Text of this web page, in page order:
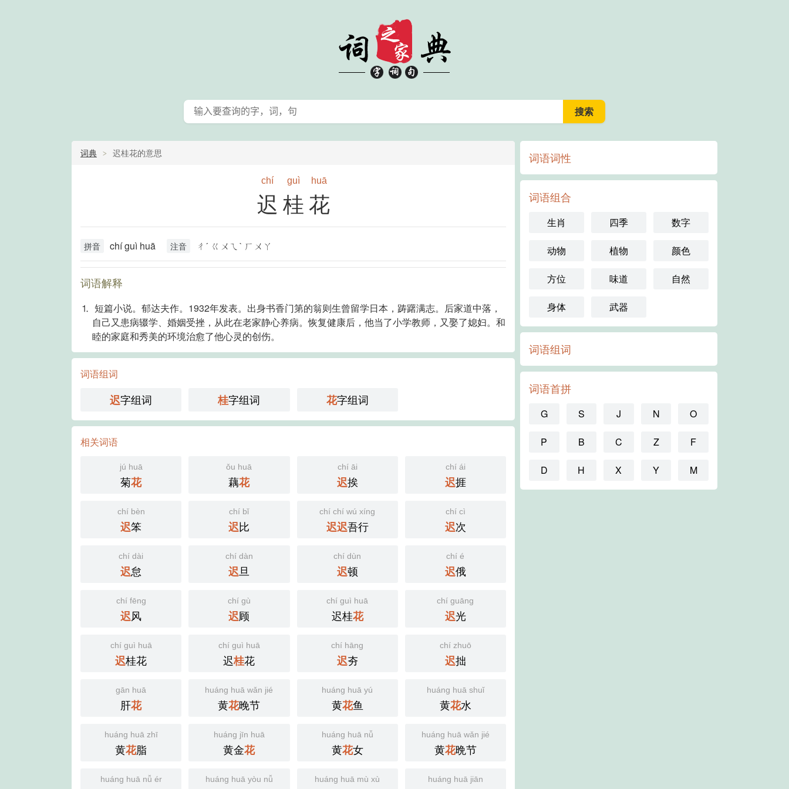
词典 迟桂花的意思
chí guì huā
迟桂花
拼音 chí guì huā 注音 ㄔˊ ㄍㄨㄟˋ ㄏㄨㄚ
词语解释
⒈ 短篇小说。郁达夫作。1932年发表。出身书香门第的翁则生曾留学日本，踌躇满志。后家道中落，
自己又患病辍学、婚姻受挫，从此在老家静心养病。恢复健康后，他当了小学教师，又娶了媳妇。和
睦的家庭和秀美的环境治愈了他心灵的创伤。
词语组词
迟字组词 桂字组词 花字组词
相关词语
jú huā
菊花
ǒu huā
藕花
chí āi
迟挨
chí ái
迟捱
chí bèn
迟笨
chí bǐ
迟比
chí chí wú xíng
迟迟吾行
chí cì
迟次
chí dài
迟怠
chí dàn
迟旦
chí dùn
迟顿
chí é
迟俄
chí fēng
迟风
chí gù
迟顾
chí guì huā
迟桂花
chí guāng
迟光
chí guì huā
迟桂花
chí guì huā
迟桂花
chí hāng
迟夯
chí zhuō
迟拙
gān huā
肝花
huáng huā wǎn jié
黄花晚节
huáng huā yú
黄花鱼
huáng huā shuǐ
黄花水
huáng huā zhī
黄花脂
huáng jīn huā
黄金花
huáng huā nǚ
黄花女
huáng huā wǎn jié
黄花晩节
huáng huā nǚ ér huáng huā yòu nǚ huáng huā mù xù huáng huā jiān
词语词性
词语组合
生肖 四季 数字
动物 植物 颜色
方位 味道 自然
身体 武器
词语组词
词语首拼
G S J N O
P B C Z F
D H X Y M